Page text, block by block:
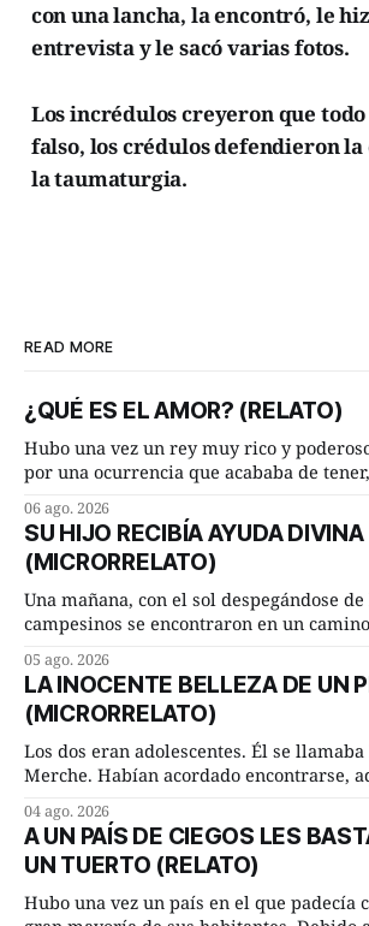
con una lancha, la encontró, le
entrevista y le sacó varias fotos.
Los incrédulos creyeron que
falso, los crédulos defendieron
la taumaturgia.
READ MORE
¿QUÉ ES EL AMOR? (RELATO)
Hubo una vez un rey muy rico y
por una ocurrencia que acababa de
Dime, hombre sabio, ¿qué es el amor según
consejero, que era muy prudente y
inmediato:
06 ago. 2026
SU HIJO RECIBÍA AYUDA DIVINA
(MICRORRELATO)
Una mañana, con el sol despegándose
campesinos se encontraron en un
remolachas, Manuel? —quiso saber uno. —Eso acabo de
hacer, Paco. ¿Cómo va ese maíz tuyo? --
—De momento mejor
05 ago. 2026
LA INOCENTE BELLEZA DE UN
(MICRORRELATO)
Los dos eran adolescentes. Él se
Merche. Habían acordado encontrarse,
lugar del río que debía este nombre a la
curva que la corriente fluvial presentaba
Habían dispuesto que
04 ago. 2026
A UN PAÍS DE CIEGOS LES
UN TUERTO (RELATO)
Hubo una vez un país en el que padecía